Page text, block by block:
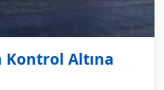
Kontrol Altına